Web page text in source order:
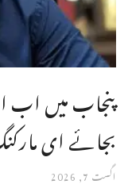
پنجاب میں اب
بجائے ای
اگست 7, 2026